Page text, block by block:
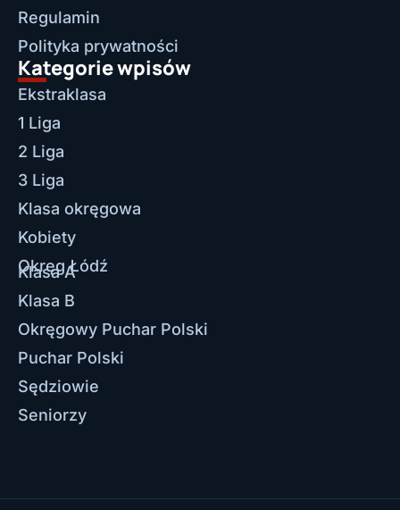
Regulamin
Polityka prywatności
Kategorie wpisów
Ekstraklasa
1 Liga
2 Liga
3 Liga
Klasa okręgowa
Kobiety
Okręg Łódź
Klasa A
Klasa B
Okręgowy Puchar Polski
Puchar Polski
Sędziowie
Seniorzy